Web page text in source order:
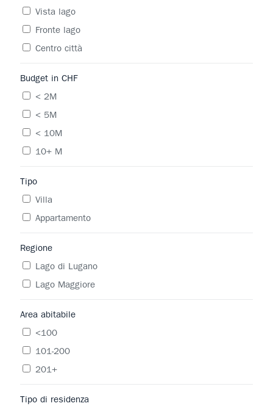
Vista lago
Fronte lago
Centro città
Budget in CHF
< 2M
< 5M
< 10M
10+ M
Tipo
Villa
Appartamento
Regione
Lago di Lugano
Lago Maggiore
Area abitabile
<100
101-200
201+
Tipo di residenza